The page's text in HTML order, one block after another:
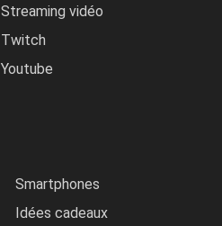
Streaming vidéo
Twitch
Youtube
Smartphones
Idées cadeaux